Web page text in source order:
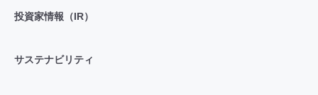
投資家情報（IR）
サステナビリティ